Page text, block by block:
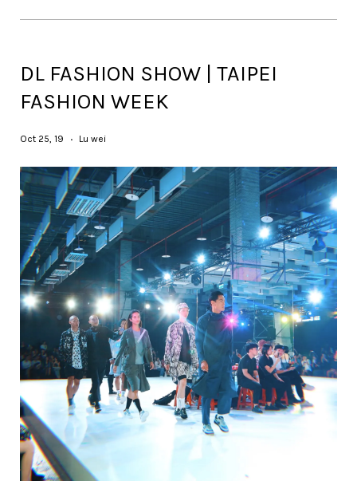
DL FASHION SHOW | TAIPEI
FASHION WEEK
Oct 25, 19 • Lu wei